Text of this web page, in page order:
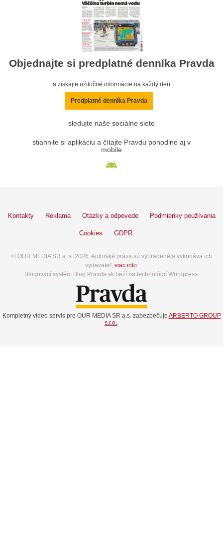
Objednajte si predplatné denníka Pravda
a získajte užitočné informácie na každý deň
Predplatné denníka Pravda
sledujte naše sociálne siete
stiahnite si aplikáciu a čítajte Pravdu pohodlne aj v
mobile
Kontakty Reklama Otázky a odpovede Podmienky používania
Cookies GDPR
© OUR MEDIA SR a. s. 2026. Autorské práva sú vyhradené a vykonáva ich
vydavateľ, viac info.
Blogovací systém Blog.Pravda.sk beží na technológií Wordpress.
Kompletný video servis pre OUR MEDIA SR a.s. zabezpečuje ARBERTO GROUP
s.r.o.